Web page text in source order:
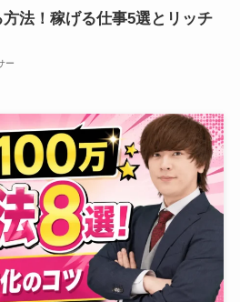
法！稼げる仕事5選とリッチ
ー